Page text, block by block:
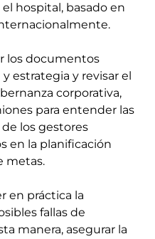
hospital, basado en
los documentos
estrategia y revisar el
corporativa,
para entender las
los gestores
en la planificación
metas.
en práctica la
fallas de
manera, asegurar la